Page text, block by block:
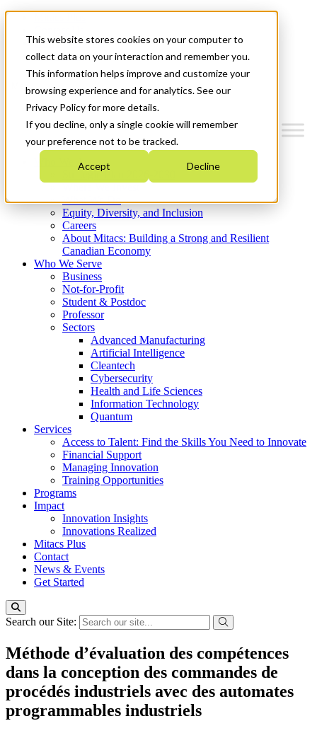
This website stores cookies on your computer to
collect data on your interaction and remember you.
This information helps improve and customize your
browsing experience and for analytics. See our
Privacy Policy for more details.
If you decline, only a single cookie will remember
your preference not to be tracked.
Accept Decline
News & Events
Get Started
Menu
Who We Are
Strategic Plan 2026-2030
What We Do
Equity, Diversity, and Inclusion
Careers
About Mitacs: Building a Strong and Resilient
Canadian Economy
Who We Serve
Business
Not-for-Profit
Student & Postdoc
Professor
Sectors
Advanced Manufacturing
Artificial Intelligence
Cleantech
Cybersecurity
Health and Life Sciences
Information Technology
Quantum
Services
Access to Talent: Find the Skills You Need to Innovate
Financial Support
Managing Innovation
Training Opportunities
Programs
Impact
Innovation Insights
Innovations Realized
Mitacs Plus
Contact
News & Events
Get Started
Search our Site:
Méthode d’évaluation des compétences
dans la conception des commandes de
procédés industriels avec des automates
programmables industriels